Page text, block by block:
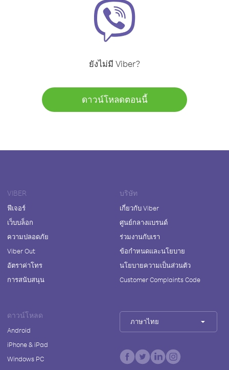
ยังไม่มี Viber?
ดาวน์โหลดตอนนี้
VIBER
ฟีเจอร์
เว็บบล็อก
ความปลอดภัย
Viber Out
อัตราค่าโทร
การสนับสนุน
บริษัท
เกี่ยวกับ Viber
ศูนย์กลางแบรนด์
ร่วมงานกับเรา
ข้อกำหนดและนโยบาย
นโยบายความเป็นส่วนตัว
Customer Complaints Code
ดาวน์โหลด
Android
iPhone & iPad
Windows PC
ภาษาไทย